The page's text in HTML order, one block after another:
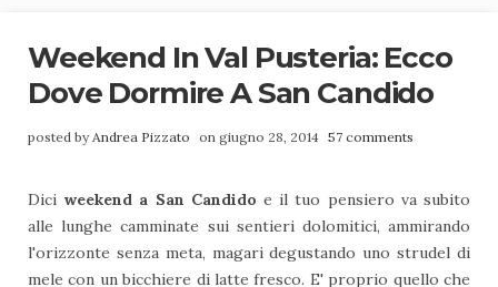
Weekend In Val Pusteria: Ecco
Dove Dormire A San Candido
posted by Andrea Pizzato on giugno 28, 2014 57 comments
Dici weekend a San Candido e il tuo pensiero va subito
alle lunghe camminate sui sentieri dolomitici, ammirando
l'orizzonte senza meta, magari degustando uno strudel di
mele con un bicchiere di latte fresco. E' proprio quello che